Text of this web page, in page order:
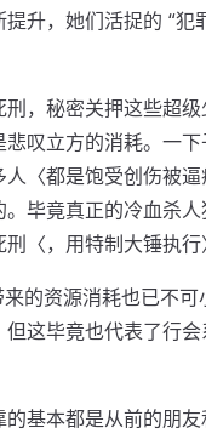
升，她们活捉的 “犯
，秘密关押这些超
叹立方的消耗。一
〈都是饱受创伤被
毕竟真正的冷血杀
〈，用特制大锤执行
的资源消耗也已不可
这毕竟也代表了行
基本都是从前的朋